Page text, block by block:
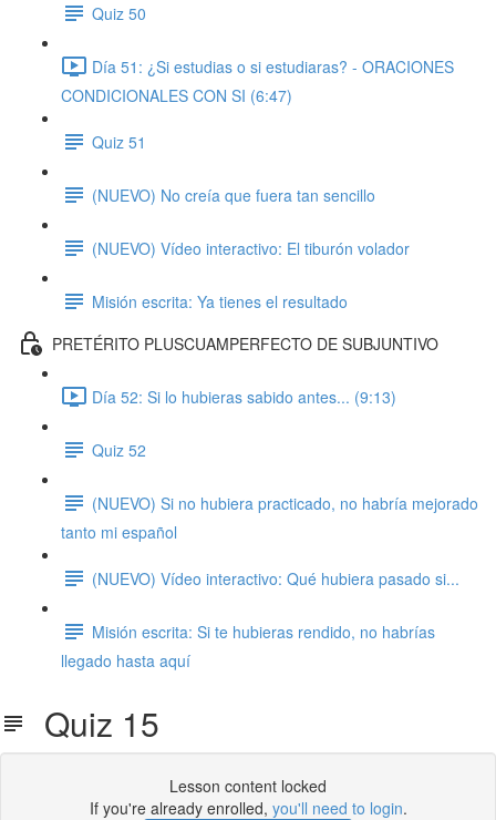
Quiz 50
Día 51: ¿Si estudias o si estudiaras? - ORACIONES
CONDICIONALES CON SI (6:47)
Quiz 51
(NUEVO) No creía que fuera tan sencillo
(NUEVO) Vídeo interactivo: El tiburón volador
Misión escrita: Ya tienes el resultado
PRETÉRITO PLUSCUAMPERFECTO DE SUBJUNTIVO
Día 52: Si lo hubieras sabido antes... (9:13)
Quiz 52
(NUEVO) Si no hubiera practicado, no habría mejorado
tanto mi español
(NUEVO) Vídeo interactivo: Qué hubiera pasado si...
Misión escrita: Si te hubieras rendido, no habrías
llegado hasta aquí
Quiz 15
Lesson content locked
If you're already enrolled, you'll need to login.